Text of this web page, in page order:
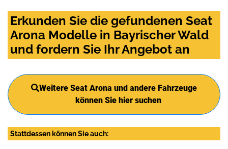
Erkunden Sie die gefundenen Seat
Arona Modelle in Bayrischer Wald
und fordern Sie Ihr Angebot an
Weitere Seat Arona und andere Fahrzeuge
können Sie hier suchen
Stattdessen können Sie auch: